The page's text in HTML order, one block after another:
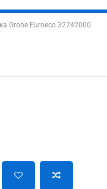
Grohe Euroeco 32742000